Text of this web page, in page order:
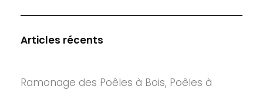
Articles récents
Ramonage des Poêles à Bois, Poêles à